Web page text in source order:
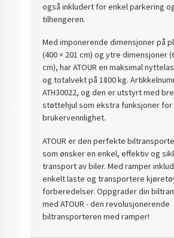
også inkludert for enkel parkering
tilhengeren.
Med imponerende dimensjoner på
(400 × 201 cm) og ytre dimensjoner
cm), har ATOUR en maksimal
og totalvekt på 1800 kg.
ATH30022, og den er utstyrt med
støttehjul som ekstra funksjoner
brukervennlighet.
ATOUR er den perfekte
som ønsker en enkel, effektiv og
transport av biler. Med ramper
enkelt laste og transportere
forberedelser. Oppgrader din
med ATOUR - den revolusjonerende
biltransporteren med ramper!